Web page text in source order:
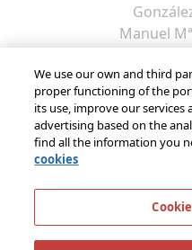
Manuel
11402
We use our own and third
proper functioning of the
its use, improve our services
advertising based on the
find all the information you
cookies